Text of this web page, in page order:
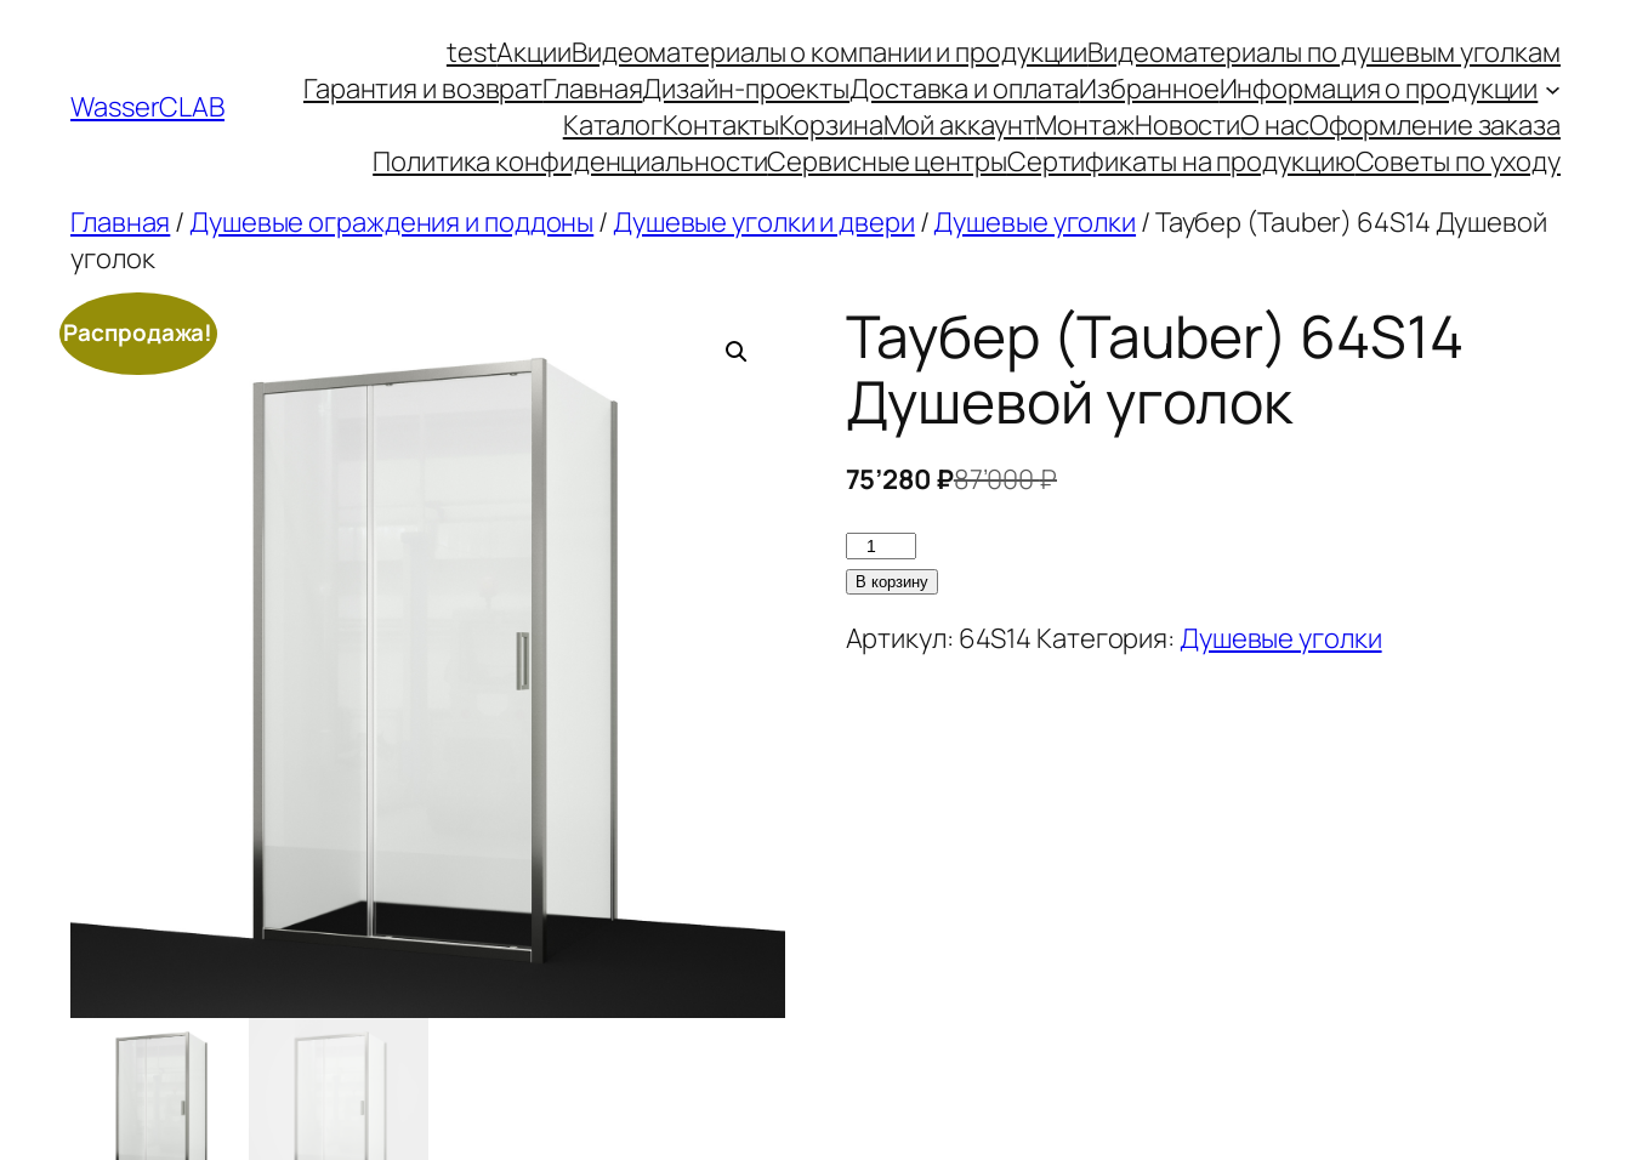
WasserCLAB
testАкцииВидеоматериалы о компании и продукцииВидеоматериалы по душевым уголкам
Гарантия и возвратГлавнаяДизайн-проектыДоставка и оплатаИзбранноеИнформация о продукции
КаталогКонтактыКорзинаМой аккаунтМонтажНовостиО насОформление заказа
Политика конфиденциальностиСервисные центрыСертификаты на продукциюСоветы по уходу
Главная /Душевые ограждения и поддоны /Душевые уголки и двери /Душевые уголки / Таубер (Tauber) 64S14 Душевой
уголок
Распродажа!
Таубер (Tauber) 64S14
Душевой уголок
75’280 ₽87’000₽
В корзину
Артикул: 64S14 Категория: Душевые уголки